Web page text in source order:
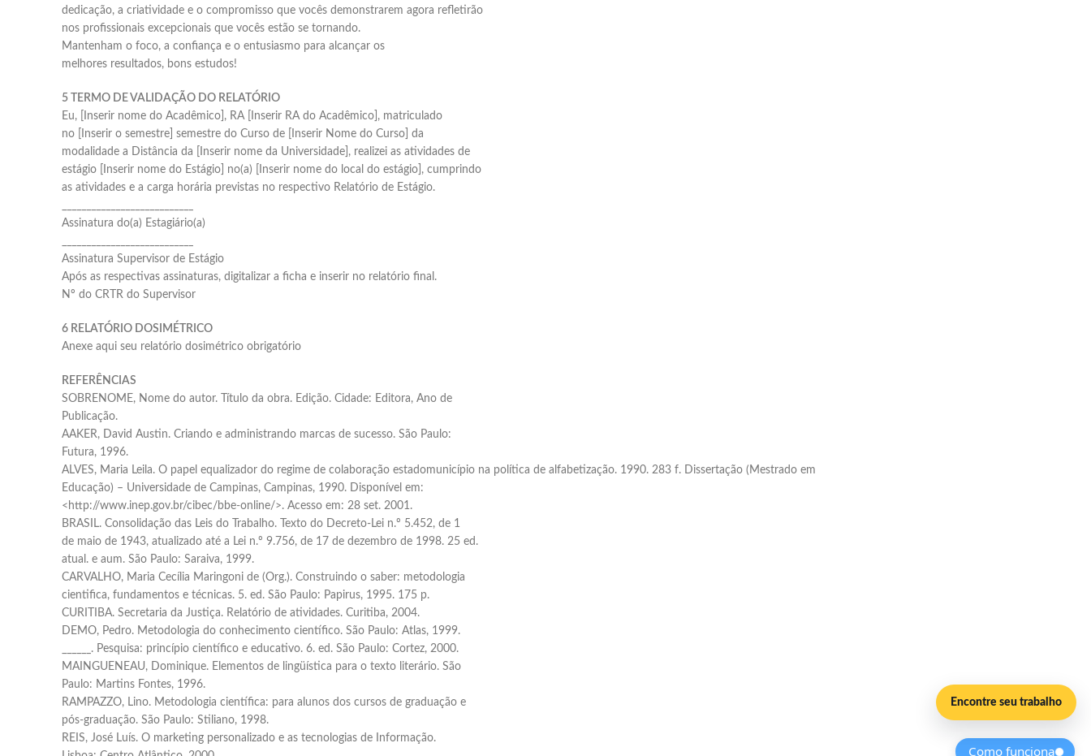
dedicação, a criatividade e o compromisso que vocês demonstrarem agora refletirão
nos profissionais excepcionais que vocês estão se tornando.
Mantenham o foco, a confiança e o entusiasmo para alcançar os
melhores resultados, bons estudos!
5 TERMO DE VALIDAÇÃO DO RELATÓRIO
Eu, [Inserir nome do Acadêmico], RA [Inserir RA do Acadêmico], matriculado
no [Inserir o semestre] semestre do Curso de [Inserir Nome do Curso] da
modalidade a Distância da [Inserir nome da Universidade], realizei as atividades de
estágio [Inserir nome do Estágio] no(a) [Inserir nome do local do estágio], cumprindo
as atividades e a carga horária previstas no respectivo Relatório de Estágio.
Assinatura do(a) Estagiário(a)
Assinatura Supervisor de Estágio
Após as respectivas assinaturas, digitalizar a ficha e inserir no relatório final.
Nº do CRTR do Supervisor
6 RELATÓRIO DOSIMÉTRICO
Anexe aqui seu relatório dosimétrico obrigatório
REFERÊNCIAS
SOBRENOME, Nome do autor. Título da obra. Edição. Cidade: Editora, Ano de
Publicação.
AAKER, David Austin. Criando e administrando marcas de sucesso. São Paulo:
Futura, 1996.
ALVES, Maria Leila. O papel equalizador do regime de colaboração estadomunicípio na política de alfabetização. 1990. 283 f. Dissertação (Mestrado em
Educação) – Universidade de Campinas, Campinas, 1990. Disponível em:
<http://www.inep.gov.br/cibec/bbe-online/>. Acesso em: 28 set. 2001.
BRASIL. Consolidação das Leis do Trabalho. Texto do Decreto-Lei n.º 5.452, de 1
de maio de 1943, atualizado até a Lei n.º 9.756, de 17 de dezembro de 1998. 25 ed.
atual. e aum. São Paulo: Saraiva, 1999.
CARVALHO, Maria Cecília Maringoni de (Org.). Construindo o saber: metodologia
cientifica, fundamentos e técnicas. 5. ed. São Paulo: Papirus, 1995. 175 p.
CURITIBA. Secretaria da Justiça. Relatório de atividades. Curitiba, 2004.
DEMO, Pedro. Metodologia do conhecimento científico. São Paulo: Atlas, 1999.
______. Pesquisa: princípio científico e educativo. 6. ed. São Paulo: Cortez, 2000.
MAINGUENEAU, Dominique. Elementos de lingüística para o texto literário. São
Paulo: Martins Fontes, 1996.
RAMPAZZO, Lino. Metodologia científica: para alunos dos cursos de graduação e
pós-graduação. São Paulo: Stiliano, 1998.
REIS, José Luís. O marketing personalizado e as tecnologias de Informação.
Como funciona
Encontre seu trabalho